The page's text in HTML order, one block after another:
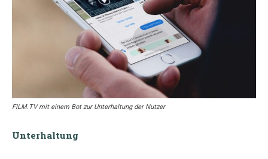
FILM.TV mit einem Bot zur Unterhaltung der Nutzer
Unterhaltung